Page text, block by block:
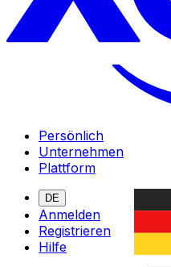
Persönlich
Unternehmen
Plattform
DE
Anmelden
Registrieren
Hilfe